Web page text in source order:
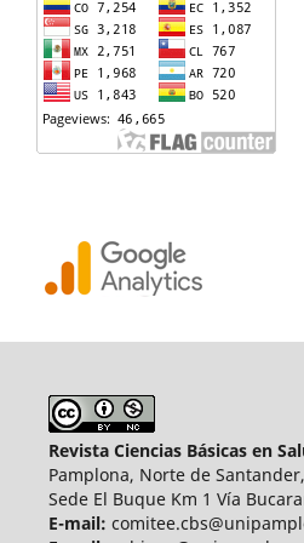
Revista Ciencias Básicas en
Pamplona, Norte de
Sede El Buque Km 1 Vía
E-mail: